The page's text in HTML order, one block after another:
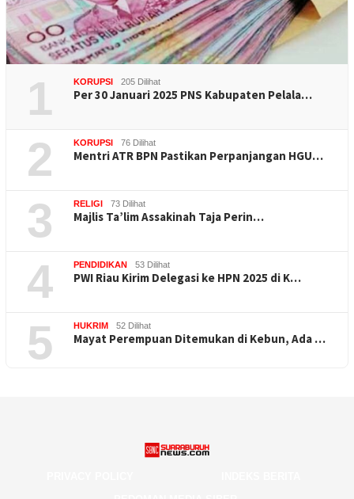
1 KORUPSI 205 Dilihat
Per 30 Januari 2025 PNS Kabupaten Pelala…
2 KORUPSI 76 Dilihat
Mentri ATR BPN Pastikan Perpanjangan HGU…
3 RELIGI 73 Dilihat
Majlis Ta’lim Assakinah Taja Perin…
4 PENDIDIKAN 53 Dilihat
PWI Riau Kirim Delegasi ke HPN 2025 di K…
5 HUKRIM 52 Dilihat
Mayat Perempuan Ditemukan di Kebun, Ada …